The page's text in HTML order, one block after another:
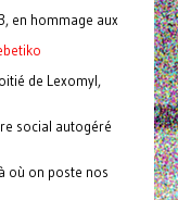
en hommage aux
de Lexomyl,
social autogéré
où on poste nos